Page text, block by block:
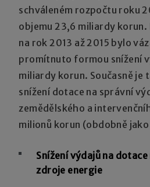
schváleném rozpočtu roku
objemu 23,6 miliardy
na rok 2013 až 2015 bylo
promítnuto formou snížení
miliardy korun. Současně je
snížení dotace na správní
zemědělského a
milionů korun (obdobně
Snížení výdajů na
zdroje energie